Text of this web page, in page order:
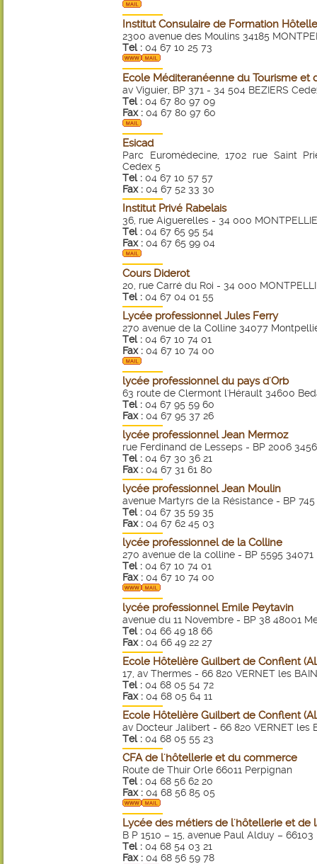
Institut Consulaire de Formation
2300 avenue des Moulins 34185
Tel : 04 67 10 25 73
Ecole Méditeranéenne du Tourisme et
av Viguier, BP 371 - 34 504 BEZIERS
Tel : 04 67 80 97 09
Fax : 04 67 80 97 60
Esicad
Parc Euromédecine, 1702 rue Saint
Cedex 5
Tel : 04 67 10 57 57
Fax : 04 67 52 33 30
Institut Privé Rabelais
36, rue Aiguerelles - 34 000
Tel : 04 67 65 95 54
Fax : 04 67 65 99 04
Cours Diderot
20, rue Carré du Roi - 34 000
Tel : 04 67 04 01 55
Lycée professionnel Jules Ferry
270 avenue de la Colline 34077
Tel : 04 67 10 74 01
Fax : 04 67 10 74 00
lycée professionnel du pays d'Orb
63 route de Clermont l'Hérault 34600
Tel : 04 67 95 59 60
Fax : 04 67 95 37 26
lycée professionnel Jean Mermoz
rue Ferdinand de Lesseps - BP 2006
Tel : 04 67 30 36 21
Fax : 04 67 31 61 80
lycée professionnel Jean Moulin
avenue Martyrs de la Résistance - BP
Tel : 04 67 35 59 35
Fax : 04 67 62 45 03
lycée professionnel de la Colline
270 avenue de la colline - BP 5595
Tel : 04 67 10 74 01
Fax : 04 67 10 74 00
lycée professionnel Emile Peytavin
avenue du 11 Novembre - BP 38 48001
Tel : 04 66 49 18 66
Fax : 04 66 49 22 27
Ecole Hôtelière Guilbert de Conflent
17, av Thermes - 66 820 VERNET les
Tel : 04 68 05 54 72
Fax : 04 68 05 64 11
Ecole Hôtelière Guilbert de Conflent
av Docteur Jalibert - 66 820 VERNET les
Tel : 04 68 05 55 23
CFA de l'hôtellerie et du commerce
Route de Thuir Orle 66011 Perpignan
Tel : 04 68 56 62 20
Fax : 04 68 56 85 05
Lycée des métiers de l'hôtellerie et de
B P 1510 – 15, avenue Paul Alduy –
Tel : 04 68 54 03 21
Fax : 04 68 56 59 78